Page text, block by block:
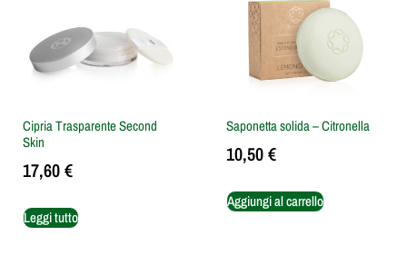
Cipria Trasparente Second
Skin
17,60€
Leggi tutto
Saponetta solida – Citronella
10,50€
Aggiungi al carrello